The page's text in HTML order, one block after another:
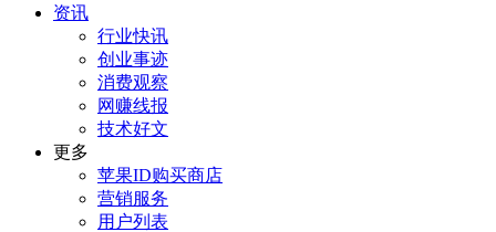
资讯
行业快讯
创业事迹
消费观察
网赚线报
技术好文
更多
苹果ID购买商店
营销服务
用户列表